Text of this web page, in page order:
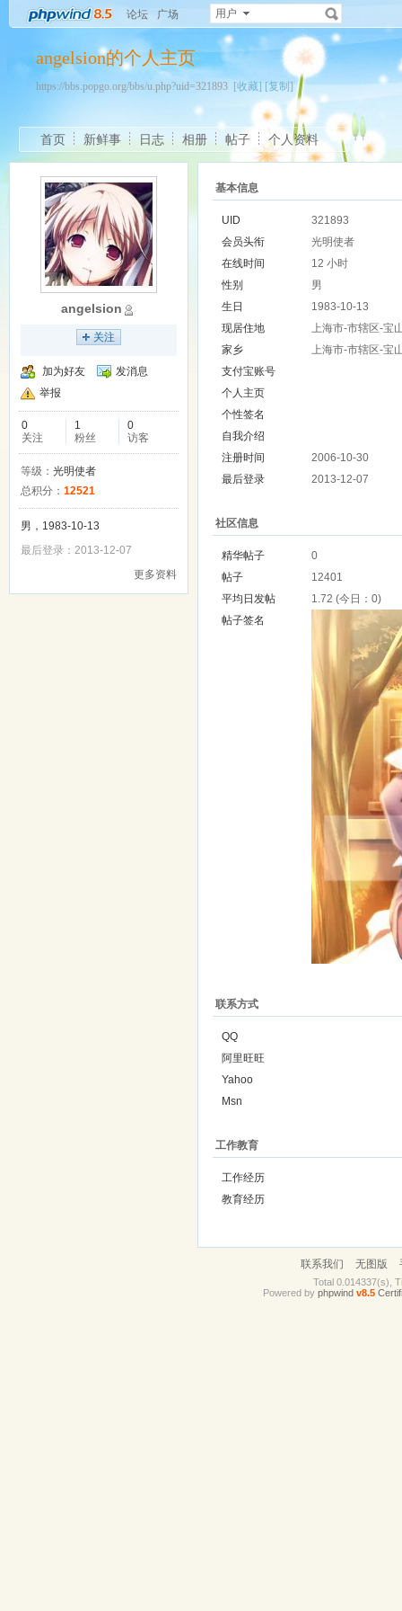
论坛 广场 用户
angelsion的个人主页
https://bbs.popgo.org/bbs/u.php?uid=321893 [收藏] [复制]
首页 新鲜事 日志 相册 帖子 个人资料
angelsion
关注
加为好友
发消息
举报
0
关注
1
粉丝
0
访客
等级： 光明使者
总积分： 12521
男，1983-10-13
最后登录：2013-12-07
更多资料
基本信息
UID
321893
会员头衔
光明使者
在线时间
12 小时
性别
男
生日
1983-10-13
现居住地
上海市-市辖区-宝
家乡
上海市-市辖区-宝
支付宝账号
个人主页
个性签名
自我介绍
注册时间
2006-10-30
最后登录
2013-12-07
社区信息
精华帖子
0
帖子
12401
平均日发帖
1.72 (今日：0)
帖子签名
联系方式
QQ
阿里旺旺
Yahoo
Msn
工作教育
工作经历
教育经历
联系我们 无图版
Total 0.014337(s),
Powered by phpwind v8.5